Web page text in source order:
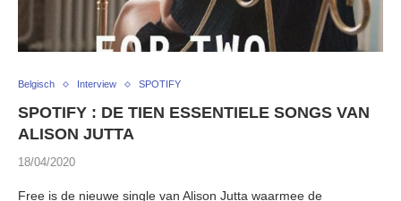
Belgisch Interview SPOTIFY
SPOTIFY : DE TIEN ESSENTIELE SONGS VAN
ALISON JUTTA
18/04/2020
Free is de nieuwe single van Alison Jutta waarmee de